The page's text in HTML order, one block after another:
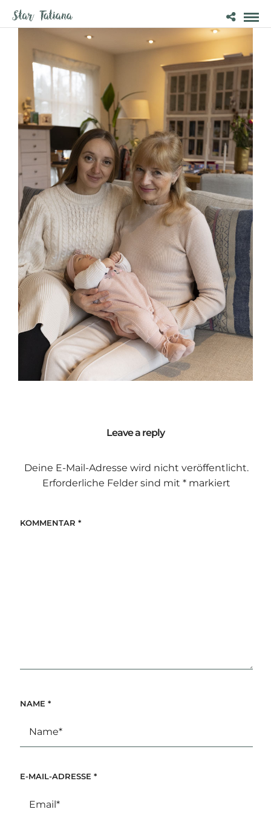
Leave a reply
Deine E-Mail-Adresse wird nicht veröffentlicht.
Erforderliche Felder sind mit *markiert
KOMMENTAR *
NAME *
E-MAIL-ADRESSE *